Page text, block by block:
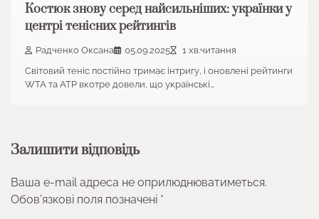
Костюк знову серед найсильніших: українки у
центрі тенісних рейтингів
Радченко Оксана 05.09.2025
1 хв.читання
Світовий теніс постійно тримає інтригу, і оновлені рейтинги
WTA та ATP вкотре довели, що українські…
Залишити відповідь
Ваша e-mail адреса не оприлюднюватиметься.
Обов’язкові поля позначені *